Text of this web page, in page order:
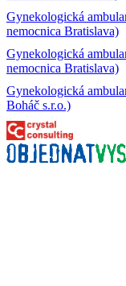
Gynekologická
nemocnica Bratislava)
Gynekologická
nemocnica Bratislava)
Gynekologická
Boháč s.r.o.)